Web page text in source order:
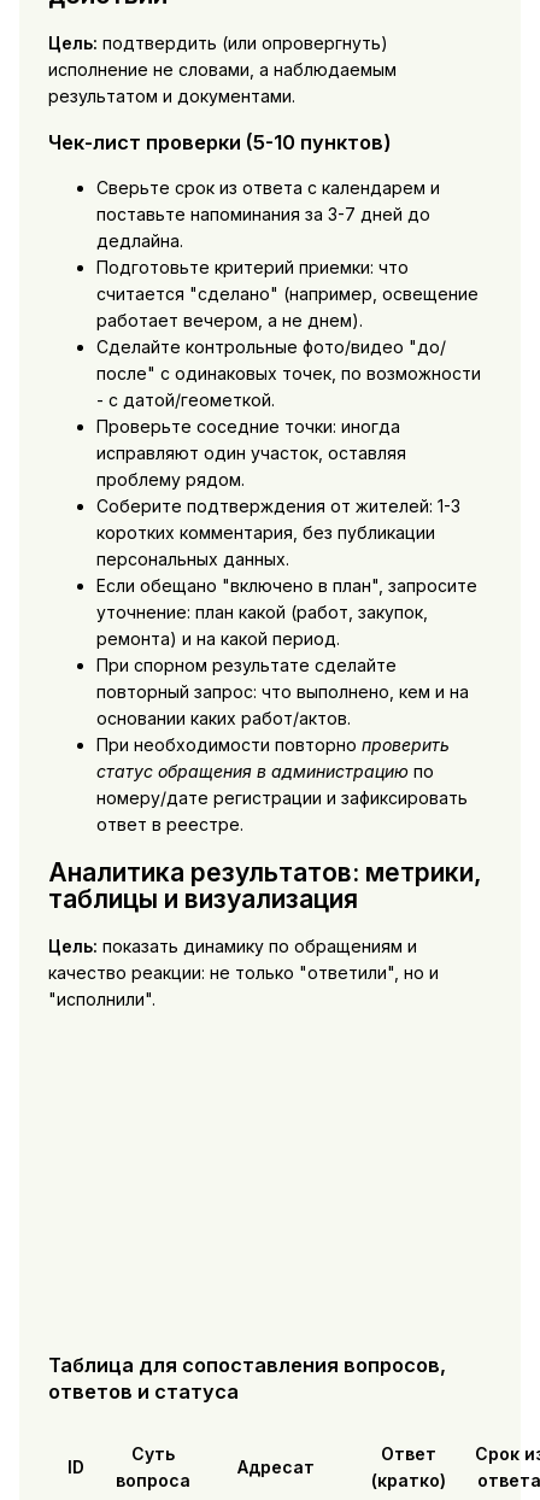
Цель: подтвердить (или опровергнуть)
исполнение не словами, а наблюдаемым
результатом и документами.
Чек-лист проверки (5-10 пунктов)
Сверьте срок из ответа с календарем и
поставьте напоминания за 3-7 дней до
дедлайна.
Подготовьте критерий приемки: что
считается "сделано" (например, освещение
работает вечером, а не днем).
Сделайте контрольные фото/видео "до/
после" с одинаковых точек, по возможности
- с датой/геометкой.
Проверьте соседние точки: иногда
исправляют один участок, оставляя
проблему рядом.
Соберите подтверждения от жителей: 1-3
коротких комментария, без публикации
персональных данных.
Если обещано "включено в план", запросите
уточнение: план какой (работ, закупок,
ремонта) и на какой период.
При спорном результате сделайте
повторный запрос: что выполнено, кем и на
основании каких работ/актов.
При необходимости повторно проверить
статус обращения в администрациюпо
номеру/дате регистрации и зафиксировать
ответ в реестре.
Аналитика результатов: метрики,
таблицы и визуализация
Цель: показать динамику по обращениям и
качество реакции: не только "ответили", но и
"исполнили".
Таблица для сопоставления вопросов,
ответов и статуса
ID
Суть
вопроса
Адресат
Ответ
(кратко)
Срок
ответа